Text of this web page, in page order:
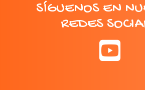
SÍGUENOS EN
REDES